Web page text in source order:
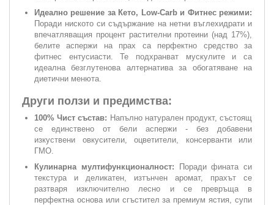
Идеално решение за Кето, Low-Carb и Фитнес режими:
Поради ниското си съдържание на нетни въглехидрати и
впечатляващия процент растителни протеини (над 17%),
белите аспержи на прах са перфектно средство за
фитнес ентусиасти. Те подхранват мускулите и са
идеална безглутенова алтернатива за обогатяване на
диетични менюта.
Други ползи и предимства:
100% Чист състав: Напълно натурален продукт, състоящ
се единствено от бели аспержи - без добавени
изкуствени овкусители, оцветители, консерванти или
ГМО.
Кулинарна мултифункционалност: Поради фината си
текстура и деликатен, изтънчен аромат, прахът се
разтваря изключително лесно и се превръща в
перфектна основа или сгъстител за премиум ястия, супи